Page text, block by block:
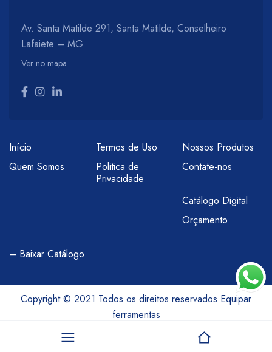
Av. Santa Matilde 291, Santa Matilde, Conselheiro
Lafaiete – MG
Ver no mapa
Início
Quem Somos
Termos de Uso
Politica de
Privacidade
Nossos Produtos
Contate-nos
Catálogo Digital
Orçamento
– Baixar Catálogo
Copyright © 2021 Todos os direitos reservados Equipar
ferramentas